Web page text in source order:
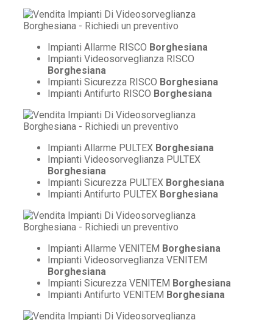
Impianti Allarme RISCO Borghesiana
Impianti Videosorveglianza RISCO
Borghesiana
Impianti Sicurezza RISCO Borghesiana
Impianti Antifurto RISCO Borghesiana
Impianti Allarme PULTEX Borghesiana
Impianti Videosorveglianza PULTEX
Borghesiana
Impianti Sicurezza PULTEX Borghesiana
Impianti Antifurto PULTEX Borghesiana
Impianti Allarme VENITEM Borghesiana
Impianti Videosorveglianza VENITEM
Borghesiana
Impianti Sicurezza VENITEM Borghesiana
Impianti Antifurto VENITEM Borghesiana